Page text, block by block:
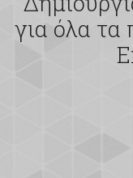
για όλα τα